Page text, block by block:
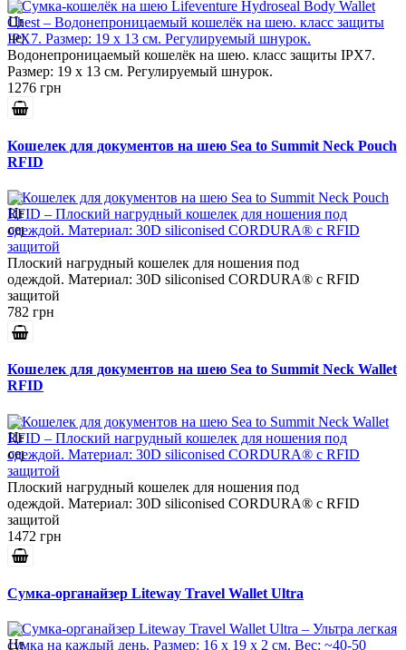
Водонепроницаемый кошелёк на шею. класс защиты IPX7.
Размер: 19 х 13 см. Регулируемый шнурок.
1276 грн
Кошелек для документов на шею Sea to Summit Neck Pouch
RFID
Плоский нагрудный кошелек для ношения под
одеждой. Материал: 30D siliconised CORDURA® с RFID
защитой
782 грн
Кошелек для документов на шею Sea to Summit Neck Wallet
RFID
Плоский нагрудный кошелек для ношения под
одеждой. Материал: 30D siliconised CORDURA® с RFID
защитой
1472 грн
Сумка-органайзер Liteway Travel Wallet Ultra